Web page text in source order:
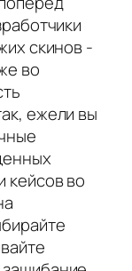
скинов -
во
ежели вы
кейсов во